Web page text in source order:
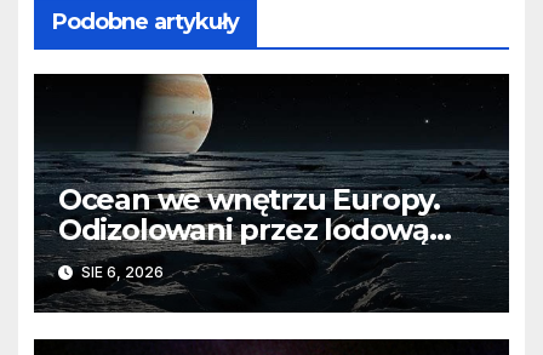
Podobne artykuły
Ocean we wnętrzu Europy.
Odizolowani przez lodową
barierę
SIE 6, 2026